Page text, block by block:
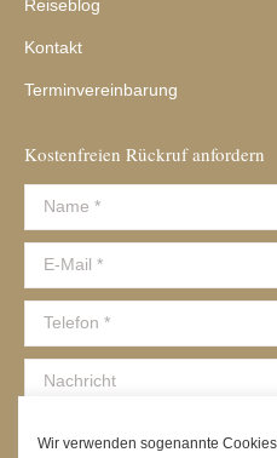
Reiseblog
Kontakt
Terminvereinbarung
Kostenfreien Rückruf anfordern
Name *
E-Mail *
Telefon *
Nachricht
Wir verwenden sogenannte